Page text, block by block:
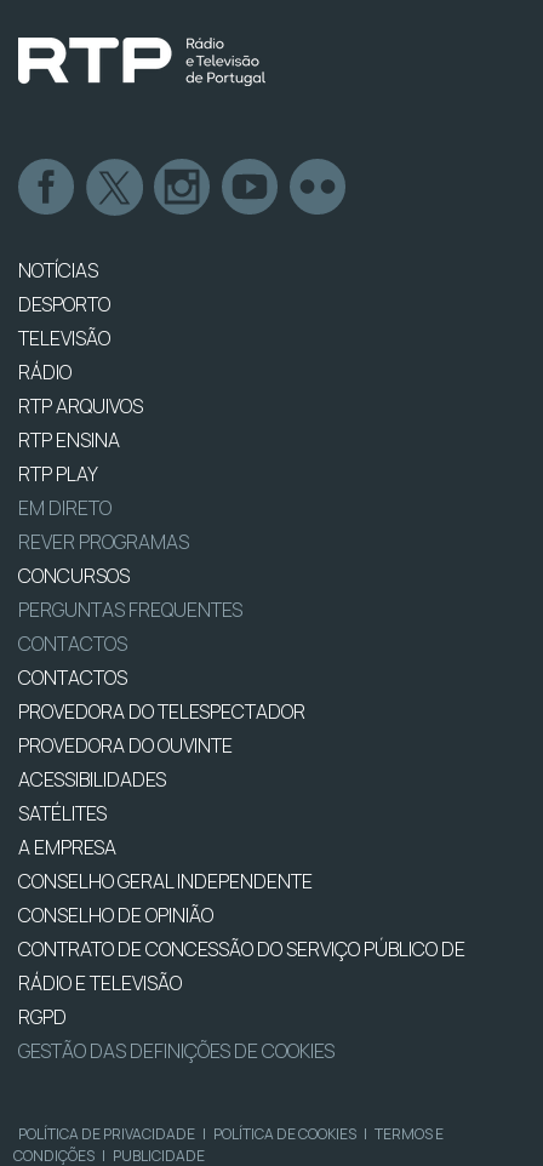
NOTÍCIAS
DESPORTO
TELEVISÃO
RÁDIO
RTP ARQUIVOS
RTP ENSINA
RTP PLAY
EM DIRETO
REVER PROGRAMAS
CONCURSOS
PERGUNTAS FREQUENTES
CONTACTOS
CONTACTOS
PROVEDORA DO TELESPECTADOR
PROVEDORA DO OUVINTE
ACESSIBILIDADES
SATÉLITES
A EMPRESA
CONSELHO GERAL INDEPENDENTE
CONSELHO DE OPINIÃO
CONTRATO DE CONCESSÃO DO SERVIÇO PÚBLICO DE
RÁDIO E TELEVISÃO
RGPD
GESTÃO DAS DEFINIÇÕES DE COOKIES
POLÍTICA DE PRIVACIDADE | POLÍTICA DE COOKIES | TERMOS E
CONDIÇÕES | PUBLICIDADE